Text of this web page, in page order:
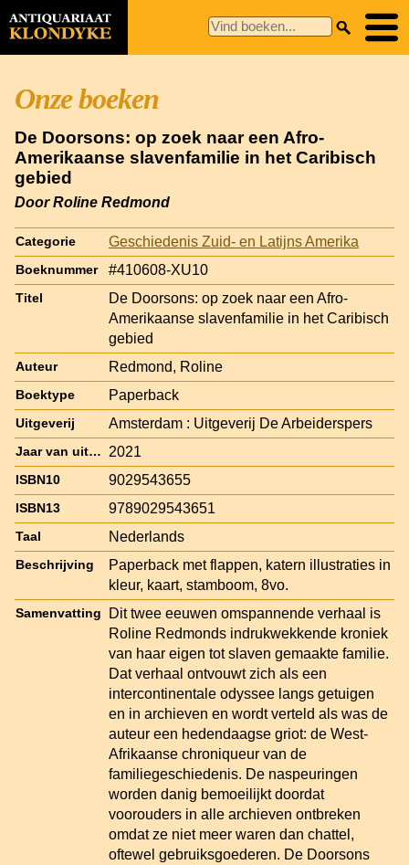
Onze boeken
De Doorsons: op zoek naar een Afro-
Amerikaanse slavenfamilie in het Caribisch
gebied
Door Roline Redmond
Categorie Geschiedenis Zuid- en Latijns Amerika
Boeknummer #410608-XU10
Titel
De Doorsons: op zoek naar een Afro-
Amerikaanse slavenfamilie in het Caribisch
gebied
Auteur Redmond, Roline
Boektype Paperback
Uitgeverij Amsterdam : Uitgeverij De Arbeiderspers
Jaar van uitgave 2021
ISBN10 9029543655
ISBN13 9789029543651
Taal Nederlands
Beschrijving
Paperback met flappen, katern illustraties in
kleur, kaart, stamboom, 8vo.
Samenvatting
Dit twee eeuwen omspannende verhaal is
Roline Redmonds indrukwekkende kroniek
van haar eigen tot slaven gemaakte familie.
Dat verhaal ontvouwt zich als een
intercontinentale odyssee langs getuigen
en in archieven en wordt verteld als was de
auteur een hedendaagse griot: de West-
Afrikaanse chroniqueur van de
familiegeschiedenis. De naspeuringen
worden danig bemoeilijkt doordat
voorouders in alle archieven ontbreken
omdat ze niet meer waren dan chattel,
oftewel gebruiksgoederen. De Doorsons